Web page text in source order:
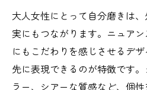
大人女性にとって自分磨きは
実にもつながります。ニュア
にもこだわりを感じさせるデ
先に表現できるのが特徴です
ラー、シアーな質感など、個